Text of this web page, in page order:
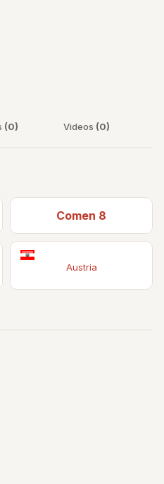
(0) Videos (0)
Comen 8
Austria